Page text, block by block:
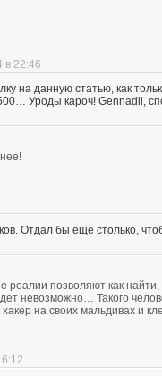
в 22:46
на данную статью, как
Уроды кароч! Gennadii,
Отдал бы еще столько,
реалии позволяют как
невозможно… Такого
на своих мальдивах и